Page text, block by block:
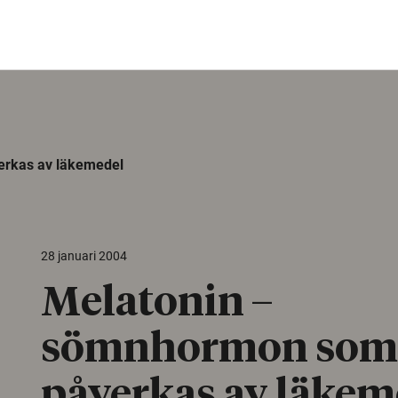
av läkemedel
28 januari 2004
Melatonin –
sömnhormon